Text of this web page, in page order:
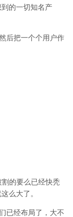
的一切知名产
后把一个个用户作
的要么已经快秃
么大了。
已经布局了，大不